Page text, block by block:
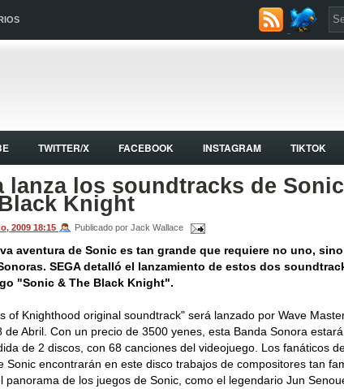
TWITTER/X FACEBOOK INSTAGRAM TIKTOK
lanza los soundtracks de
Knight
2009 18:15 Publicado por Jack Wallace
aventura de Sonic es tan grande que requiere no uno,
SEGA detalló el lanzamiento de estos dos
"Sonic & The Black Knight".
of Knighthood original soundtrack" será lanzado por Wave
de Abril. Con un precio de 3500 yenes, esta Banda Sonora estará
de 2 discos, con 68 canciones del videojuego. Los fanáticos
Sonic encontrarán en este disco trabajos de compositores tan
panorama de los juegos de Sonic, como el legendario Jun